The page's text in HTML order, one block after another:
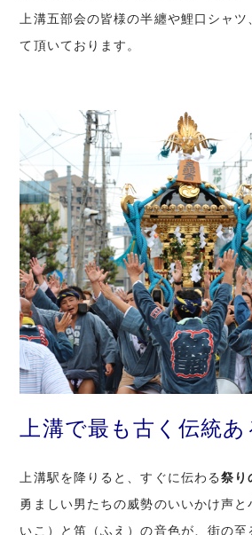
上溝五部会の皆様の半纏や鯉口シャ
て頂いております。
上溝で最も古く伝統
上溝駅を降りると、すぐに伝わる祭り
勇ましい男たちの威勢のいいかけ声と
いこ）と笛（ふえ）の音色が、街の至